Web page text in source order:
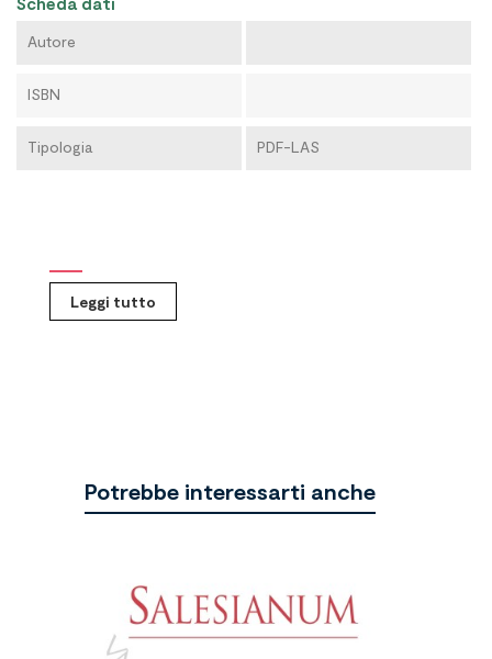
Autore
ISBN
Tipologia PDF-LAS
Leggi tutto
Potrebbe interessarti anche